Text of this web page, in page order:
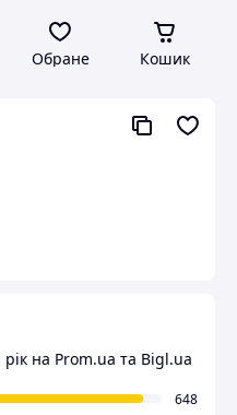
Обране Кошик
на Prom.ua та Bigl.ua
648